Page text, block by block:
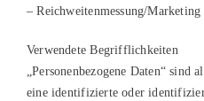
– Reichweitenmessung/Marketing
Verwendete Begrifflichkeiten
„Personenbezogene Daten“
eine identifizierte oder